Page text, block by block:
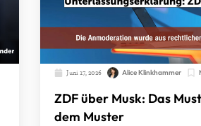
Juni 17, 2026 Alice Klinkhammer
ZDF über Musk: Das
dem Muster